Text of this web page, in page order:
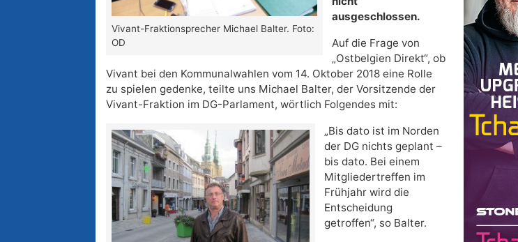
Vivant-Fraktionsprecher Michael Balter. Foto:
OD
ausgeschlossen.
Auf die Frage von
„Ostbelgien Direkt“, ob
Vivant bei den Kommunalwahlen vom 14. Oktober 2018 eine Rolle
zu spielen gedenke, teilte uns Michael Balter, der Vorsitzende der
Vivant-Fraktion im DG-Parlament, wörtlich Folgendes mit:
„Bis dato ist im Norden
der DG nichts geplant –
bis dato. Bei einem
Mitgliedertreffen im
Frühjahr wird die
Entscheidung
getroffen“, so Balter.